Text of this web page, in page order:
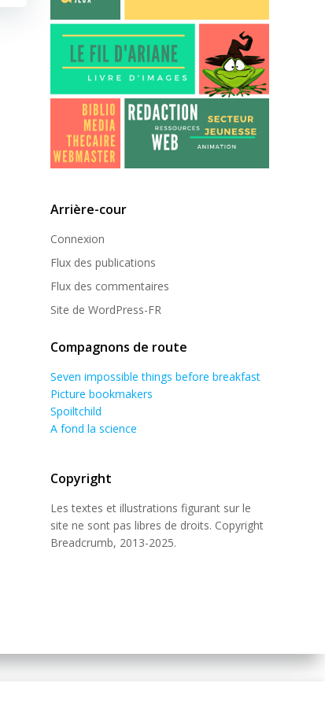
Arrière-cour
Connexion
Flux des publications
Flux des commentaires
Site de WordPress-FR
Compagnons de route
Seven impossible things before breakfast
Picture bookmakers
Spoiltchild
A fond la science
Copyright
Les textes et illustrations figurant sur le
site ne sont pas libres de droits. Copyright
Breadcrumb, 2013-2025.